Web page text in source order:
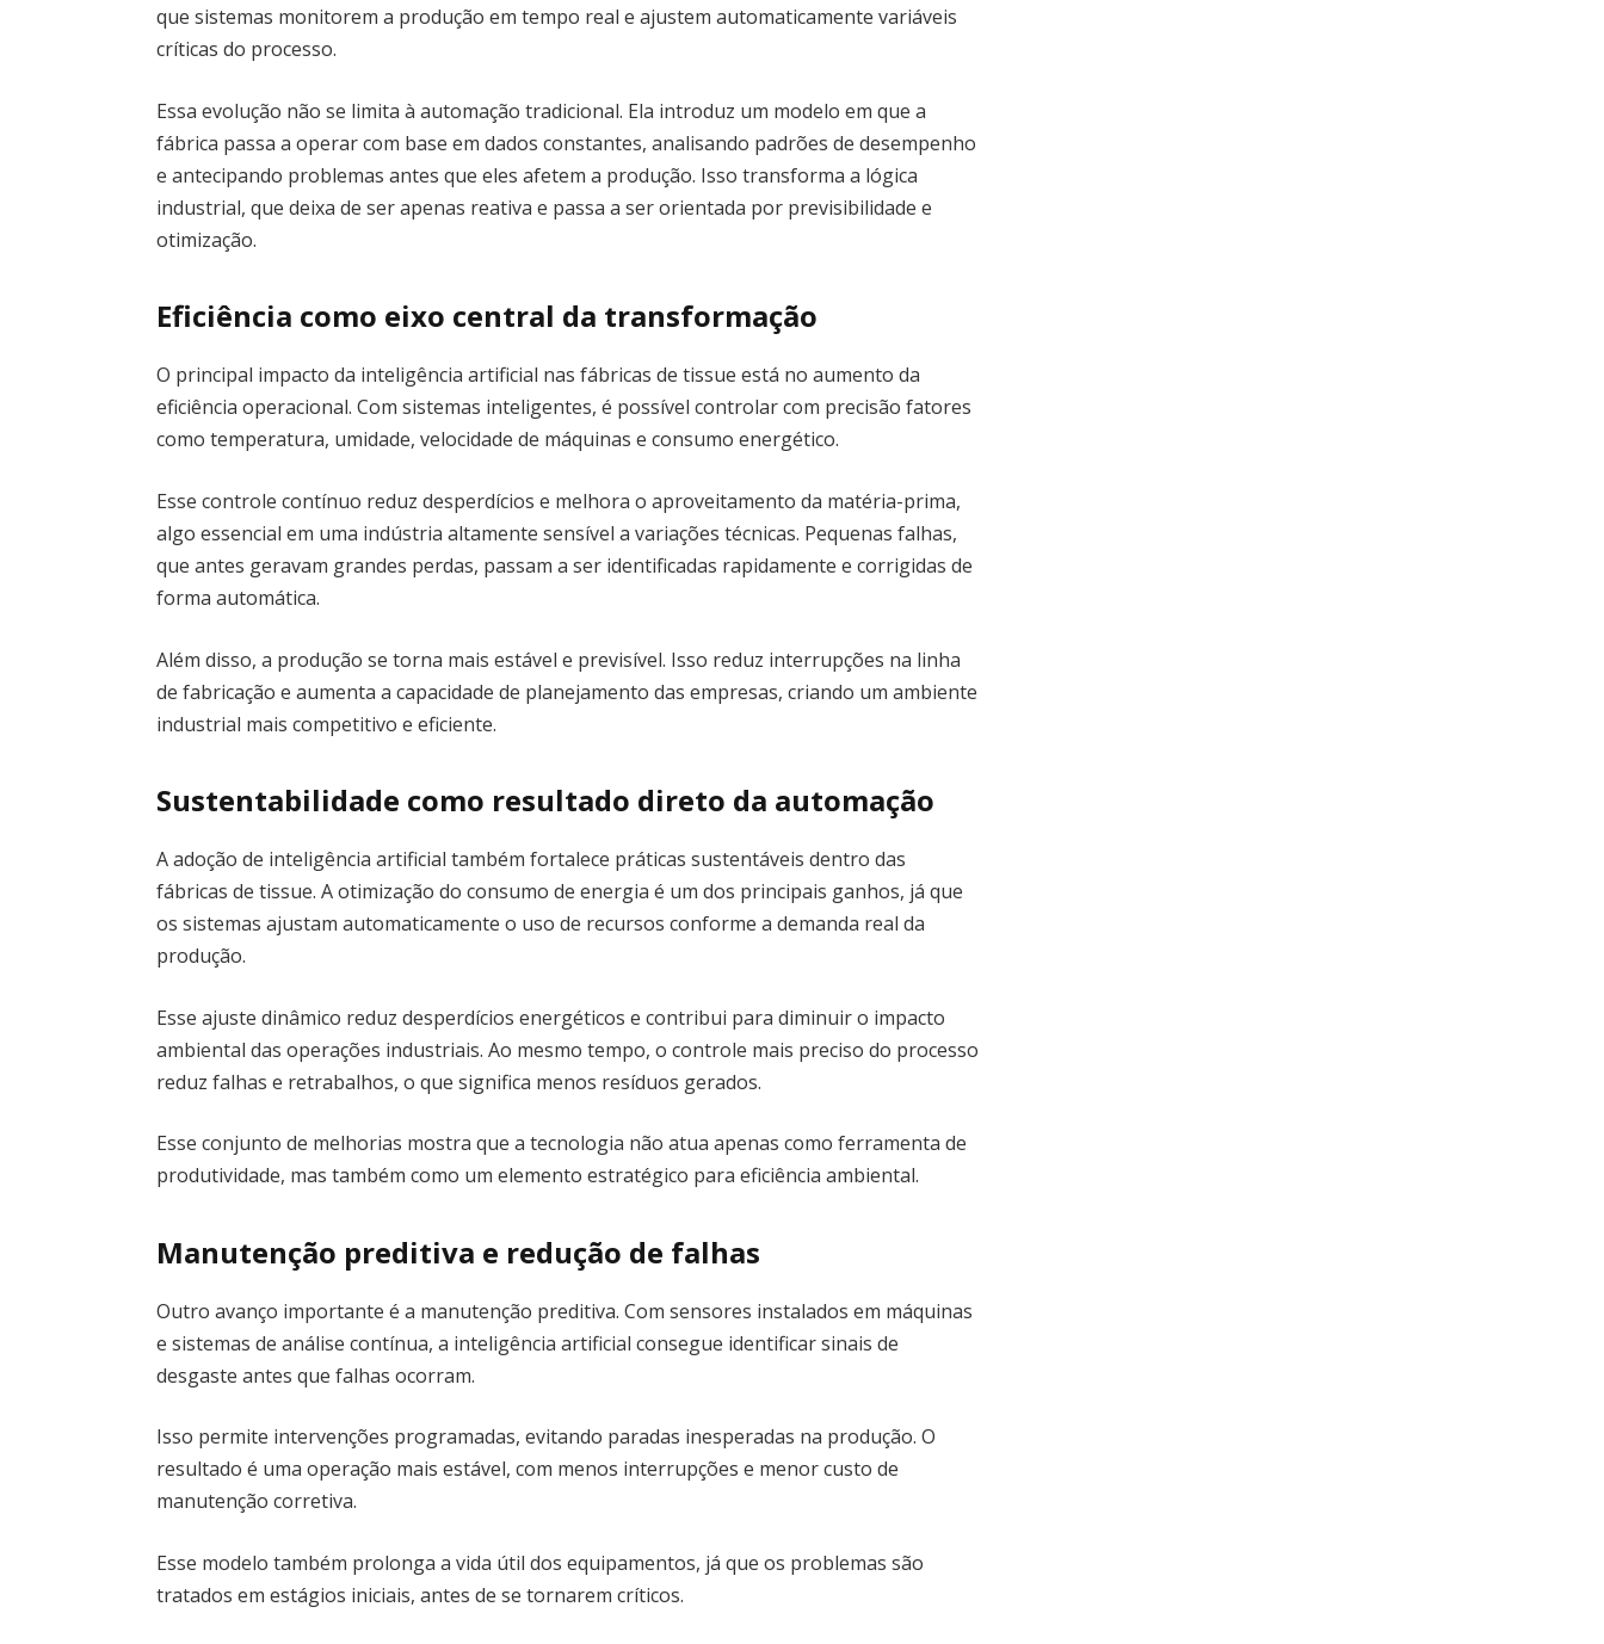
que sistemas monitorem a produção em tempo real e ajustem automaticamente variáveis
críticas do processo.
Essa evolução não se limita à automação tradicional. Ela introduz um modelo em que a
fábrica passa a operar com base em dados constantes, analisando padrões de desempenho
e antecipando problemas antes que eles afetem a produção. Isso transforma a lógica
industrial, que deixa de ser apenas reativa e passa a ser orientada por previsibilidade e
otimização.
Eficiência como eixo central da transformação
O principal impacto da inteligência artificial nas fábricas de tissue está no aumento da
eficiência operacional. Com sistemas inteligentes, é possível controlar com precisão fatores
como temperatura, umidade, velocidade de máquinas e consumo energético.
Esse controle contínuo reduz desperdícios e melhora o aproveitamento da matéria-prima,
algo essencial em uma indústria altamente sensível a variações técnicas. Pequenas falhas,
que antes geravam grandes perdas, passam a ser identificadas rapidamente e corrigidas de
forma automática.
Além disso, a produção se torna mais estável e previsível. Isso reduz interrupções na linha
de fabricação e aumenta a capacidade de planejamento das empresas, criando um ambiente
industrial mais competitivo e eficiente.
Sustentabilidade como resultado direto da automação
A adoção de inteligência artificial também fortalece práticas sustentáveis dentro das
fábricas de tissue. A otimização do consumo de energia é um dos principais ganhos, já que
os sistemas ajustam automaticamente o uso de recursos conforme a demanda real da
produção.
Esse ajuste dinâmico reduz desperdícios energéticos e contribui para diminuir o impacto
ambiental das operações industriais. Ao mesmo tempo, o controle mais preciso do processo
reduz falhas e retrabalhos, o que significa menos resíduos gerados.
Esse conjunto de melhorias mostra que a tecnologia não atua apenas como ferramenta de
produtividade, mas também como um elemento estratégico para eficiência ambiental.
Manutenção preditiva e redução de falhas
Outro avanço importante é a manutenção preditiva. Com sensores instalados em máquinas
e sistemas de análise contínua, a inteligência artificial consegue identificar sinais de
desgaste antes que falhas ocorram.
Isso permite intervenções programadas, evitando paradas inesperadas na produção. O
resultado é uma operação mais estável, com menos interrupções e menor custo de
manutenção corretiva.
Esse modelo também prolonga a vida útil dos equipamentos, já que os problemas são
tratados em estágios iniciais, antes de se tornarem críticos.